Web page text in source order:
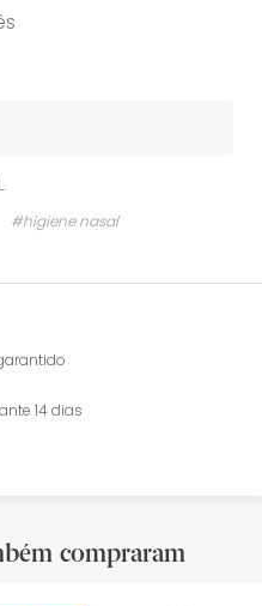
#higiene nasal
14 dias
compraram